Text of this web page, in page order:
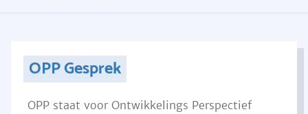
OPP Gesprek
OPP staat voor Ontwikkelings Perspectief